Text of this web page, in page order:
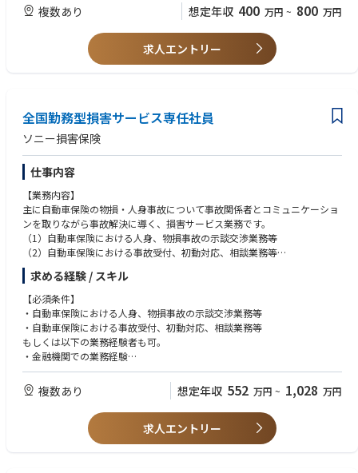
複数あり 想定年収 400 万円 ~ 800 万円
求人エントリー
全国勤務型損害サービス専任社員
ソニー損害保険
仕事内容
【業務内容】
主に自動車保険の物損・人身事故について事故関係者とコミュニケーショ
ンを取りながら事故解決に導く、損害サービス業務です。
（1）自動車保険における人身、物損事故の示談交渉業務等
（2）自動車保険における事故受付、初動対応、相談業務等
お客さまへの初期対応にはじまり、修理工場や鑑定人と連携した損害確
認、保険金の算定、事故のお相手さまとの示談交渉から、保険金のお支払
いに至るまでのプロセスを担当いただきます。
主に電話やチャットなど様々な手段を活用して事故関係者とコミュニケー
ションを取りながら、お客さまに安心と納得感を提供するお仕事になりま
す。
ュニケーションのスキルが活きる業務内容です。
※事故関係者：ご契約者・お相手さま・保険会社・修理工場・医療機関・
弁護士・鑑定人など
求める経験 / スキル
【必須条件】
・自動車保険における人身、物損事故の示談交渉業務等
・自動車保険における事故受付、初動対応、相談業務等
もしくは以下の業務経験者も可。
・金融機関での業務経験
・営業の経験（業種は問いません）
・コールセンター業務経験
・接客業務経験
複数あり 想定年収 552 万円 ~ 1,028 万円
求人エントリー